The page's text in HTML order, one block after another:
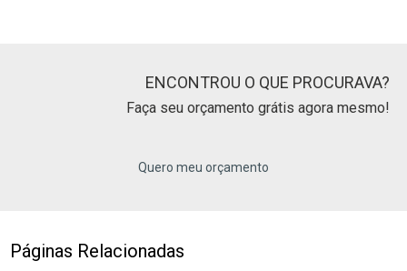
ENCONTROU O QUE PROCURAVA?
Faça seu orçamento grátis agora mesmo!
Quero meu orçamento
Páginas Relacionadas